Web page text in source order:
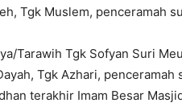
Tgk Muslem, penceramah
Tarawih Tgk Sofyan Suri
Tgk Azhari,
terakhir Imam Besar